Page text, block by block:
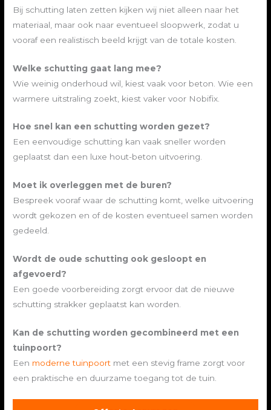
Bij schutting laten zetten kijken wij niet alleen naar het
materiaal, maar ook naar eventueel sloopwerk, zodat u
vooraf een realistisch beeld krijgt van de totale kosten.
Welke schutting gaat lang mee?
Wie weinig onderhoud wil, kiest vaak voor beton. Wie een
warmere uitstraling zoekt, kiest vaker voor Nobifix.
Hoe snel kan een schutting worden gezet?
Een eenvoudige schutting kan vaak sneller worden
geplaatst dan een luxe hout-beton uitvoering.
Moet ik overleggen met de buren?
Bespreek vooraf waar de schutting komt, welke uitvoering
wordt gekozen en of de kosten eventueel samen worden
gedeeld.
Wordt de oude schutting ook gesloopt en
afgevoerd?
Een goede voorbereiding zorgt ervoor dat de nieuwe
schutting strakker geplaatst kan worden.
Kan de schutting worden gecombineerd met een
tuinpoort?
Een moderne tuinpoort met een stevig frame zorgt voor
een praktische en duurzame toegang tot de tuin.